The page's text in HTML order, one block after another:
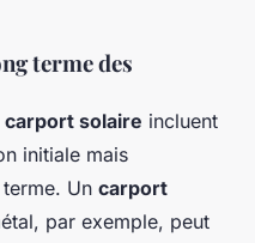
terme des
carport solaire incluent
initiale mais
Un carport
par exemple, peut